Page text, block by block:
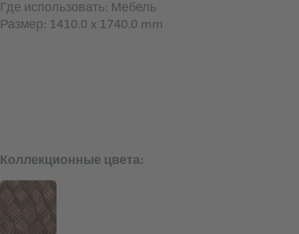
Где использовать: Мебель
Размер: 1410.0 x 1740.0 mm
Коллекционные цвета: